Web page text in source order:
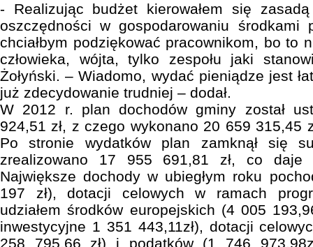
- Realizując budżet kierowałem się
oszczędności w gospodarowaniu środkami
chciałbym podziękować pracownikom, bo to
człowieka, wójta, tylko zespołu jaki
Żołyński. – Wiadomo, wydać pieniądze jest
już zdecydowanie trudniej – dodał.
W 2012 r. plan dochodów gminy został
924,51 zł, z czego wykonano 20 659 315,45
Po stronie wydatków plan zamknął się
zrealizowano 17 955 691,81 zł, co daje
Największe dochody w ubiegłym roku
197 zł), dotacji celowych w ramach
udziałem środków europejskich (4 005
inwestycyjne 1 351 443,11zł), dotacji
258 795,66 zł) i podatków (1 746